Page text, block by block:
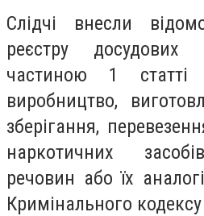
Слідчі внесли
реєстру досудових
частиною 1 статті
виробництво,
зберігання,
наркотичних
речовин або їх
Кримінального